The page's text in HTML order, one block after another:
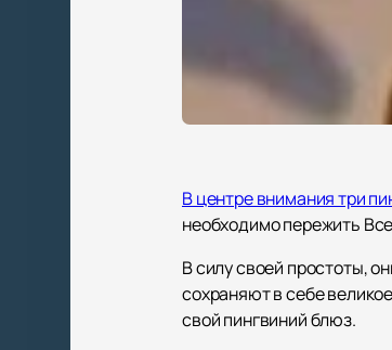
В центре внимания три
необходимо пережить
В силу своей простоты,
сохраняют в себе
свой пингвиний блюз.